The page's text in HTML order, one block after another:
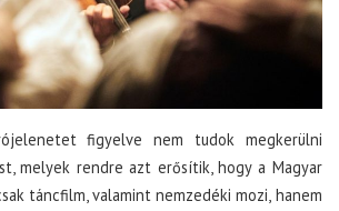
figyelve nem tudok megkerülni
melyek rendre azt erősítik, hogy a Magyar
táncfilm, valamint nemzedéki mozi, hanem